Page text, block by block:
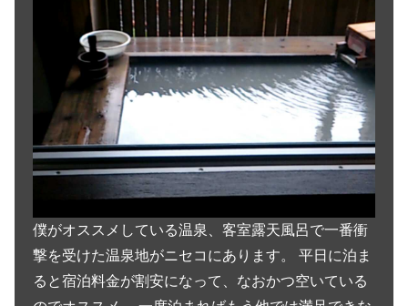
僕がオススメしている温泉、客室露天風呂で一番衝
撃を受けた温泉地がニセコにあります。 平日に泊ま
ると宿泊料金が割安になって、なおかつ空いている